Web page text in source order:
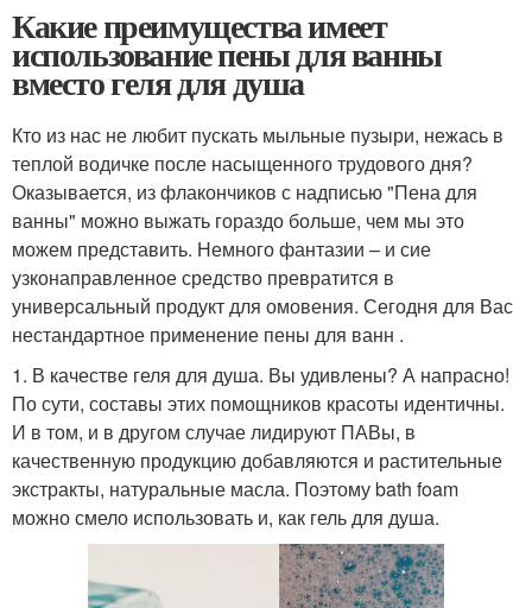
Какие преимущества имеет
использование пены для ванны
вместо геля для душа
Кто из нас не любит пускать мыльные пузыри, нежась в
теплой водичке после насыщенного трудового дня?
Оказывается, из флакончиков с надписью "Пена для
ванны" можно выжать гораздо больше, чем мы это
можем представить. Немного фантазии – и сие
узконаправленное средство превратится в
универсальный продукт для омовения. Сегодня для Вас
нестандартное применение пены для ванн .
1. В качестве геля для душа. Вы удивлены? А напрасно!
По сути, составы этих помощников красоты идентичны.
И в том, и в другом случае лидируют ПАВы, в
качественную продукцию добавляются и растительные
экстракты, натуральные масла. Поэтому bath foam
можно смело использовать и, как гель для душа.